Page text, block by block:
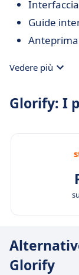
Guide
Vedere più
Glorify: I
Glorify